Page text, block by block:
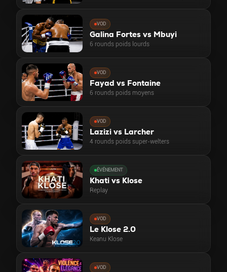
VOD
Galina Fortes vs Mbuyi
6 rounds poids lourds
VOD
Fayad vs Fontaine
6 rounds poids moyens
VOD
Lazizi vs Larcher
4 rounds poids super-welters
ÉVÉNEMENT
Khati vs Klose
Replay
VOD
Le Klose 2.0
Keanu Klose
VOD